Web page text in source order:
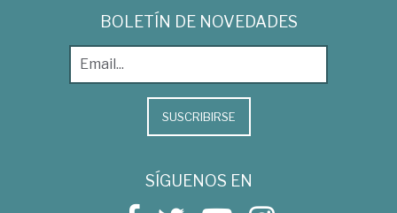
BOLETÍN DE NOVEDADES
SUSCRIBIRSE
SÍGUENOS EN